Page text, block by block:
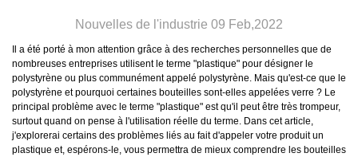
Nouvelles de l'industrie 09 Feb,2022
Il a été porté à mon attention grâce à des recherches personnelles que de
nombreuses entreprises utilisent le terme "plastique" pour désigner le
polystyrène ou plus communément appelé polystyrène. Mais qu'est-ce que le
polystyrène et pourquoi certaines bouteilles sont-elles appelées verre ? Le
principal problème avec le terme "plastique" est qu'il peut être très trompeur,
surtout quand on pense à l'utilisation réelle du terme. Dans cet article,
j'explorerai certains des problèmes liés au fait d'appeler votre produit un
plastique et, espérons-le, vous permettra de mieux comprendre les bouteilles